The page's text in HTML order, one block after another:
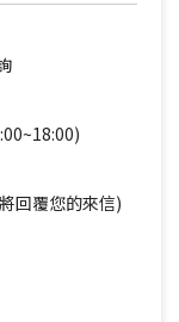
回覆您的來信)